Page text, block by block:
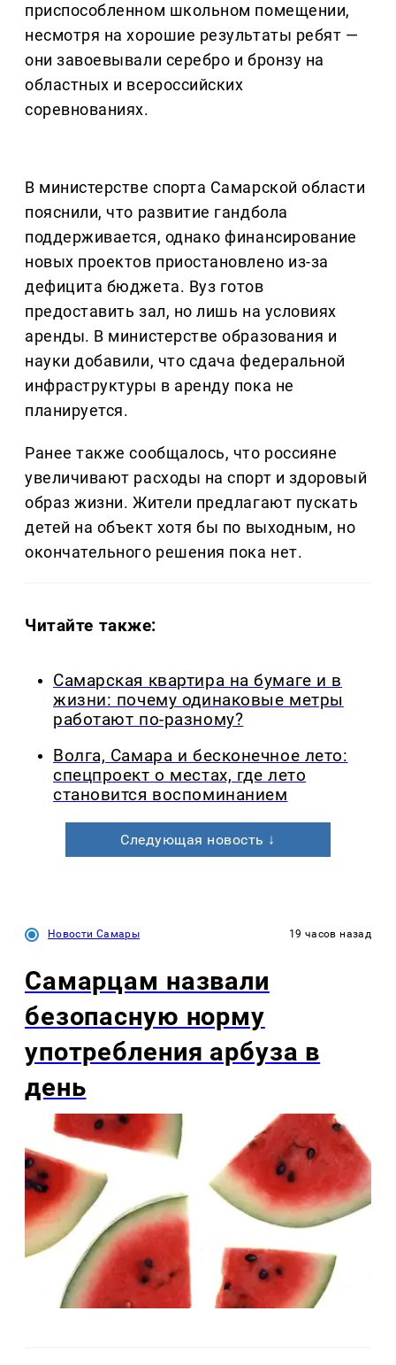
приспособленном школьном помещении,
несмотря на хорошие результаты ребят —
они завоевывали серебро и бронзу на
областных и всероссийских
соревнованиях.
В министерстве спорта Самарской области
пояснили, что развитие гандбола
поддерживается, однако финансирование
новых проектов приостановлено из-за
дефицита бюджета. Вуз готов
предоставить зал, но лишь на условиях
аренды. В министерстве образования и
науки добавили, что сдача федеральной
инфраструктуры в аренду пока не
планируется.
Ранее также сообщалось, что россияне
увеличивают расходы на спорт и здоровый
образ жизни. Жители предлагают пускать
детей на объект хотя бы по выходным, но
окончательного решения пока нет.
Читайте также:
Самарская квартира на бумаге и в
жизни: почему одинаковые метры
работают по-разному?
Волга, Самара и бесконечное лето:
спецпроект о местах, где лето
становится воспоминанием
Следующая новость ↓
Новости Самары 19 часов назад
Самарцам назвали
безопасную норму
употребления арбуза в
день